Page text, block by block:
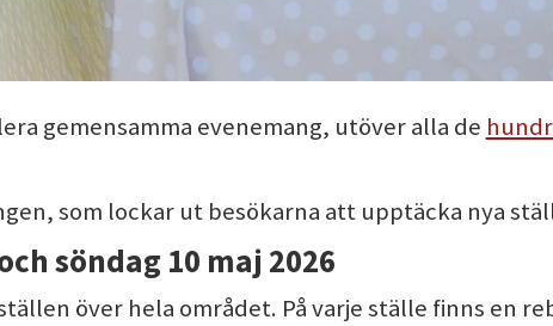
gemensamma evenemang, utöver alla de
som lockar ut besökarna att upptäcka nya
söndag 10 maj 2026
över hela området. På varje ställe finns en